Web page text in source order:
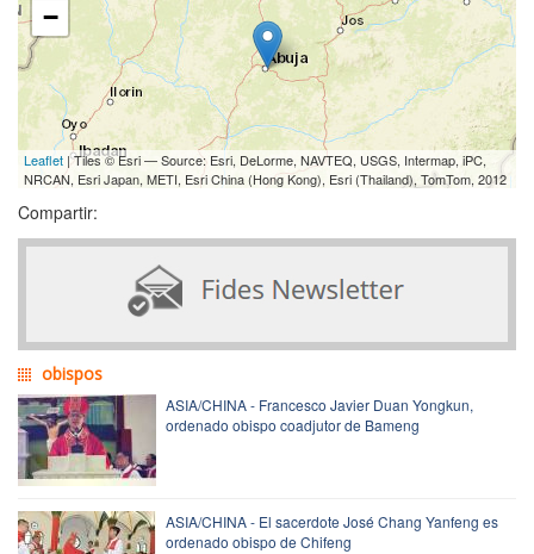
−
Leaflet | Tiles © Esri — Source: Esri, DeLorme, NAVTEQ, USGS, Intermap, iPC,
NRCAN, Esri Japan, METI, Esri China (Hong Kong), Esri (Thailand), TomTom, 2012
Compartir:
obispos
ASIA/CHINA - Francesco Javier Duan Yongkun,
ordenado obispo coadjutor de Bameng
ASIA/CHINA - El sacerdote José Chang Yanfeng es
ordenado obispo de Chifeng